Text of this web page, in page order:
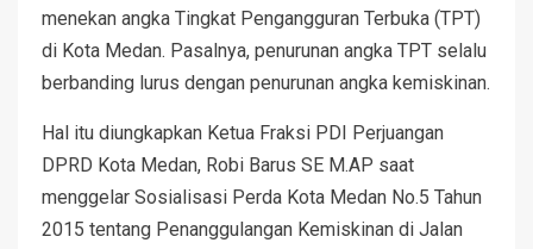
menekan angka Tingkat Pengangguran Terbuka (TPT)
di Kota Medan. Pasalnya, penurunan angka TPT selalu
berbanding lurus dengan penurunan angka kemiskinan.
Hal itu diungkapkan Ketua Fraksi PDI Perjuangan
DPRD Kota Medan, Robi Barus SE M.AP saat
menggelar Sosialisasi Perda Kota Medan No.5 Tahun
2015 tentang Penanggulangan Kemiskinan di Jalan